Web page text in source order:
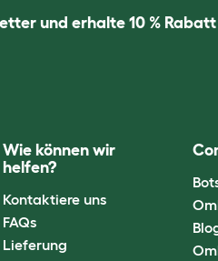
und erhalte 10 % Rabatt
Wie können wir
helfen?
Kontaktiere uns
FAQs
Lieferung